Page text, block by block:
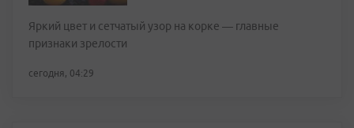
Яркий цвет и сетчатый узор на корке — главные
признаки зрелости
сегодня, 04:29